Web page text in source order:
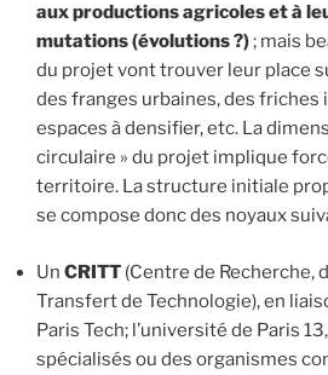
aux productions agricoles et à
mutations(évolutions ?); mais
du projet vont trouver leur place
des franges urbaines, des friches
espaces à densifier, etc. La
circulaire » du projet implique
territoire. La structure initiale
se compose donc des noyaux
Un CRITT (Centre de Recherche,
Transfert de Technologie), en
Paris Tech; l’université de Paris
spécialisés ou des organismes